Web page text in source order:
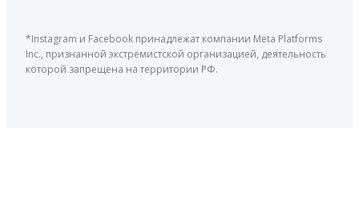
*Instagram и Facebook принадлежат компании Meta Platforms
Inc., признанной экстремистской организацией, деятельность
которой запрещена на территории РФ.